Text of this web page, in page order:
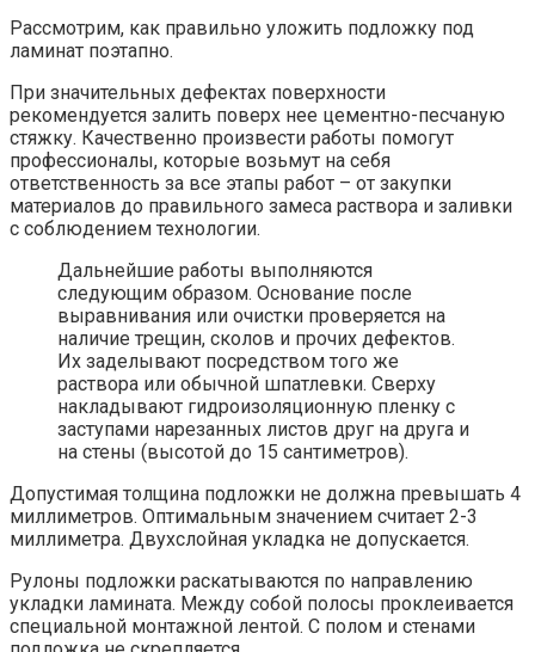
Рассмотрим, как правильно уложить подложку под
ламинат поэтапно.
При значительных дефектах поверхности
рекомендуется залить поверх нее цементно-песчаную
стяжку. Качественно произвести работы помогут
профессионалы, которые возьмут на себя
ответственность за все этапы работ – от закупки
материалов до правильного замеса раствора и заливки
с соблюдением технологии.
Дальнейшие работы выполняются
следующим образом. Основание после
выравнивания или очистки проверяется на
наличие трещин, сколов и прочих дефектов.
Их заделывают посредством того же
раствора или обычной шпатлевки. Сверху
накладывают гидроизоляционную пленку с
заступами нарезанных листов друг на друга и
на стены (высотой до 15 сантиметров).
Допустимая толщина подложки не должна превышать 4
миллиметров. Оптимальным значением считает 2-3
миллиметра. Двухслойная укладка не допускается.
Рулоны подложки раскатываются по направлению
укладки ламината. Между собой полосы проклеивается
специальной монтажной лентой. С полом и стенами